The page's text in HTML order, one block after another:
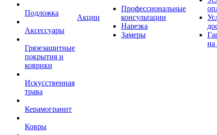
Подложка
Аксессуары
Грязезащитные
покрытия и
коврики
Искусственная
трава
Керамогранит
Ковры
Акции
Профессиональные
консультации
Нарезка
Замеры
на